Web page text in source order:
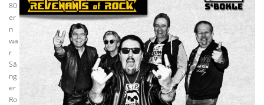
80
er
n
wa
r
Sä
ng
er
Ro